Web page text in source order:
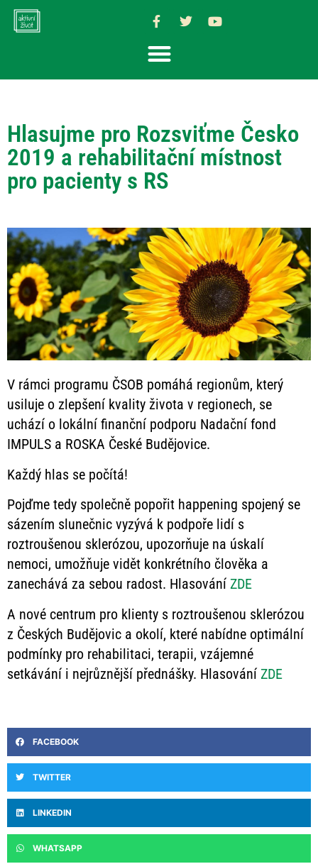
Hlasujme pro Rozsviťme Česko
2019 a rehabilitační místnost
pro pacienty s RS
V rámci programu ČSOB pomáhá regionům, který
usiluje o zlepšení kvality života v regionech, se
uchází o lokální finanční podporu Nadační fond
IMPULS a ROSKA České Budějovice.
Každý hlas se počítá!
Pojďme tedy společně popořit happening spojený se
sázením slunečnic vyzývá k podpoře lidí s
roztroušenou sklerózou, upozorňuje na úskalí
nemoci, umožňuje vidět konkrétního člověka a
zanechává za sebou radost. HlasováníZDE
A nové centrum pro klienty s roztroušenou sklerózou
z Českých Budějovic a okolí, které nabídne optimální
podmínky pro rehabilitaci, terapii, vzájemné
setkávání i nejrůznější přednášky. Hlasování ZDE
FACEBOOK
TWITTER
LINKEDIN
WHATSAPP